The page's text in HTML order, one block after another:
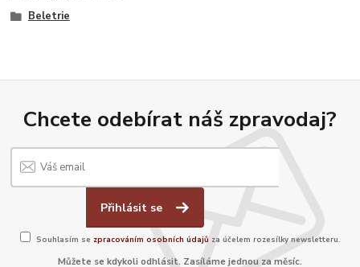
Beletrie
Chcete odebírat náš zpravodaj?
Přihlásit se
Souhlasím se zpracováním osobních údajů za účelem rozesílky newsletteru.
Můžete se kdykoli odhlásit. Zasíláme jednou za měsíc.